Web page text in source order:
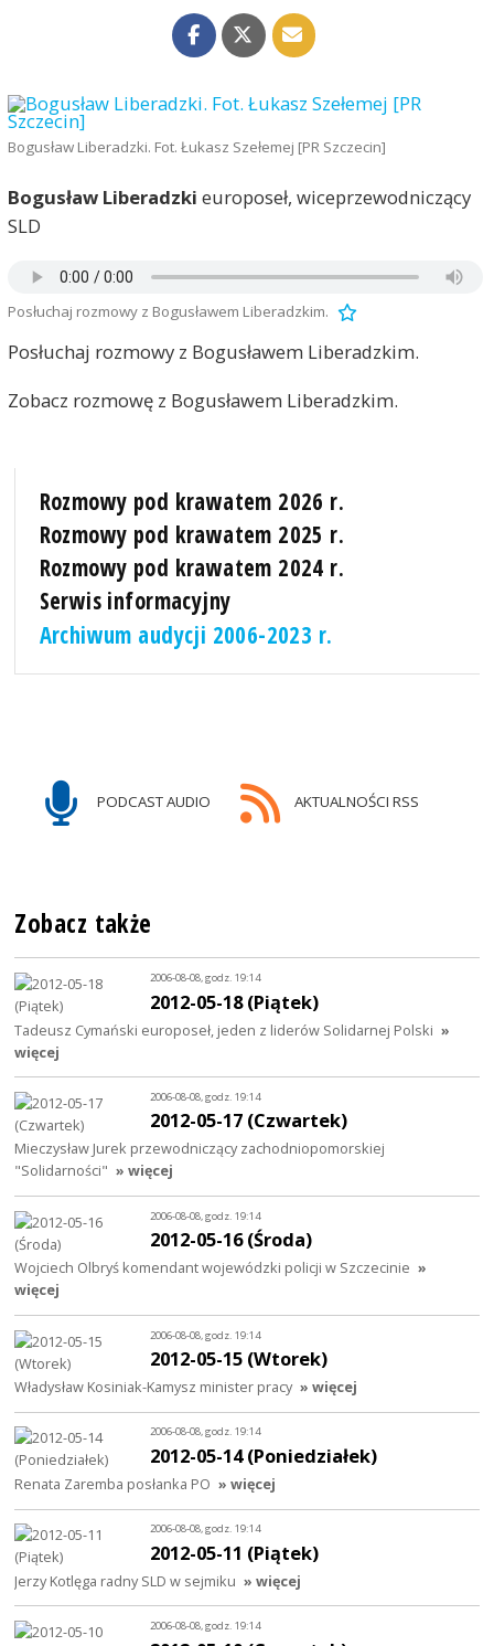
Bogusław Liberadzki. Fot. Łukasz Szełemej [PR Szczecin]
Bogusław Liberadzki europoseł, wiceprzewodniczący
SLD
Posłuchaj rozmowy z Bogusławem Liberadzkim.
Posłuchaj rozmowy z Bogusławem Liberadzkim.
Zobacz rozmowę z Bogusławem Liberadzkim.
Rozmowy pod krawatem 2026 r.
Rozmowy pod krawatem 2025 r.
Rozmowy pod krawatem 2024 r.
Serwis informacyjny
Archiwum audycji 2006-2023 r.
PODCAST AUDIO AKTUALNOŚCI RSS
Zobacz także
2006-08-08, godz. 19:14
2012-05-18 (Piątek)
Tadeusz Cymański europoseł, jeden z liderów Solidarnej Polski »
więcej
2006-08-08, godz. 19:14
2012-05-17 (Czwartek)
Mieczysław Jurek przewodniczący zachodniopomorskiej
"Solidarności" » więcej
2006-08-08, godz. 19:14
2012-05-16 (Środa)
Wojciech Olbryś komendant wojewódzki policji w Szczecinie »
więcej
2006-08-08, godz. 19:14
2012-05-15 (Wtorek)
Władysław Kosiniak-Kamysz minister pracy » więcej
2006-08-08, godz. 19:14
2012-05-14 (Poniedziałek)
Renata Zaremba posłanka PO » więcej
2006-08-08, godz. 19:14
2012-05-11 (Piątek)
Jerzy Kotlęga radny SLD w sejmiku » więcej
2006-08-08, godz. 19:14